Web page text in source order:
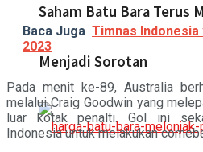
Saham Batu Bara Terus
Menjadi Sorotan
Baca Juga Timnas Indonesia
2023
Pada menit ke-89, Australia
melalui Craig Goodwin yang
luar kotak penalti. Gol ini
Indonesia untuk melakukan